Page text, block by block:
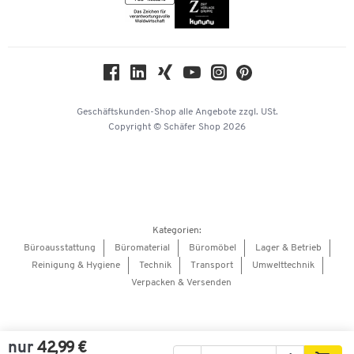
nur 42,99 €
KinderHerz Zukunftsfonds
Barrierefreiheitserklärung
Onlinebewerbung Lieferant
Geschäftskunden-Shop alle Angebote zzgl. USt.
Copyright © Schäfer Shop 2026
Kategorien:
Büroausstattung
Büromaterial Büromöbel
Lager & Betrieb
Reinigung & Hygiene
Technik Transport
Umwelttechnik
Verpacken & Versenden